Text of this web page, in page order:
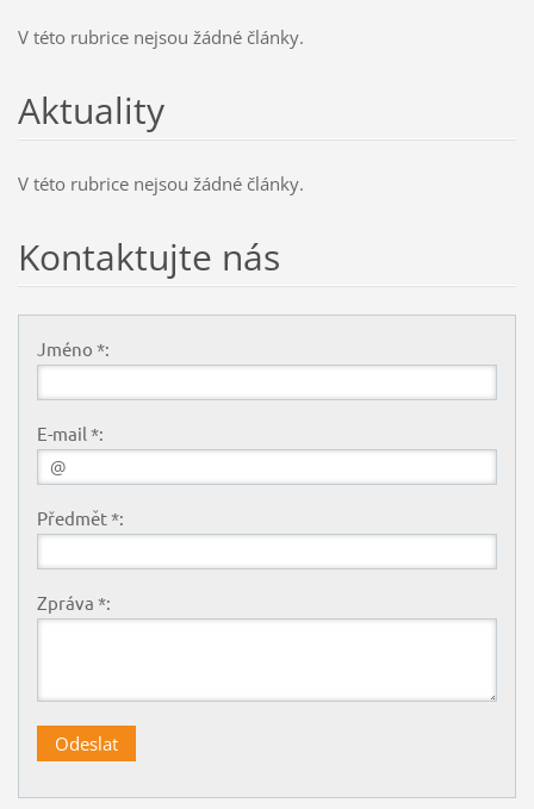
V této rubrice nejsou žádné články.
Aktuality
V této rubrice nejsou žádné články.
Kontaktujte nás
Jméno *:
E-mail *:
Předmět *:
Zpráva *: